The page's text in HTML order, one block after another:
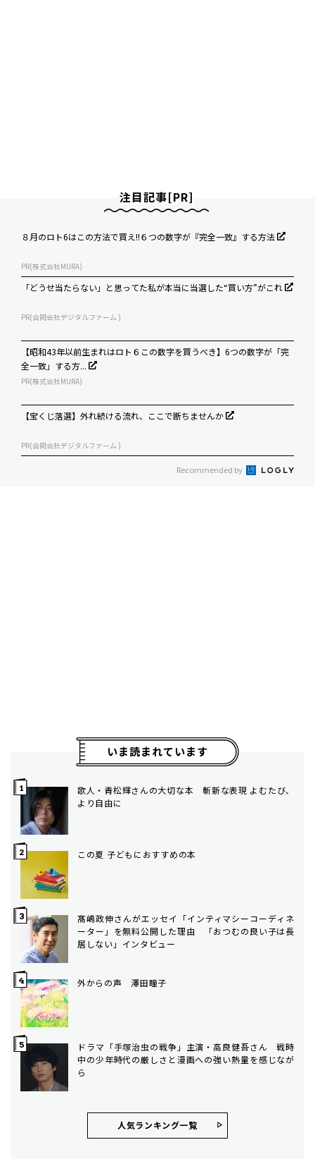
注目記事[PR]
８月のロト6はこの方法で買え!!６つの数字が『完全一致』する方法
PR(株式会社MURA)
「どうせ当たらない」と思ってた私が本当に当選した“買い方”がこれ
PR(合同会社デジタルファーム )
【昭和43年以前生まれはロト６この数字を買うべき】6つの数字が「完
全一致」する方...
PR(株式会社MURA)
【宝くじ落選】外れ続ける流れ、ここで断ちませんか
PR(合同会社デジタルファーム )
Recommended by
いま読まれています
歌人・青松輝さんの大切な本 斬新な表現 よむたび、
より自由に
この夏 子どもにおすすめの本
髙嶋政伸さんがエッセイ「インティマシーコーディネ
ーター」を無料公開した理由 「おつむの良い子は長
居しない」インタビュー
外からの声 澤田瞳子
ドラマ「手塚治虫の戦争」主演・高良健吾さん 戦時
中の少年時代の厳しさと漫画への強い熱量を感じなが
ら
人気ランキング⼀覧